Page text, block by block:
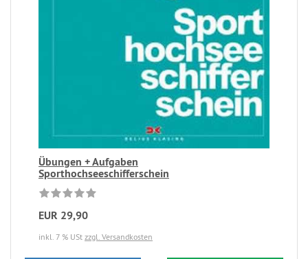
Übungen + Aufgaben
Sporthochseeschifferschein
EUR 29,90
inkl. 7 % USt zzgl. Versandkosten